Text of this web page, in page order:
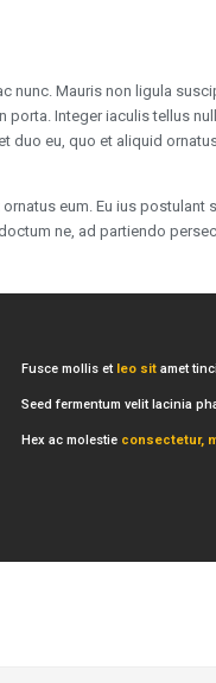
Mauris non ligula
Integer iaculis tellus
duo eu, quo et aliquid
eum. Eu ius postulant
ne, ad partiendo
Fusce mollis et leo sit amet
Seed fermentum velit lacinia
Hex ac molestie consectetur,